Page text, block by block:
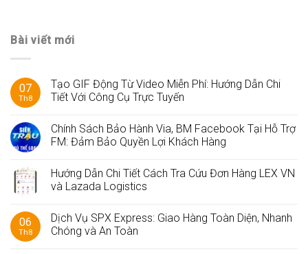
Bài viết mới
07
Th8
Tạo GIF Động Từ Video Miễn Phí: Hướng Dẫn Chi
Tiết Với Công Cụ Trực Tuyến
Chính Sách Bảo Hành Via, BM Facebook Tại Hỗ Trợ
FM: Đảm Bảo Quyền Lợi Khách Hàng
Hướng Dẫn Chi Tiết Cách Tra Cứu Đơn Hàng LEX VN
và Lazada Logistics
06
Th8
Dịch Vụ SPX Express: Giao Hàng Toàn Diện, Nhanh
Chóng và An Toàn